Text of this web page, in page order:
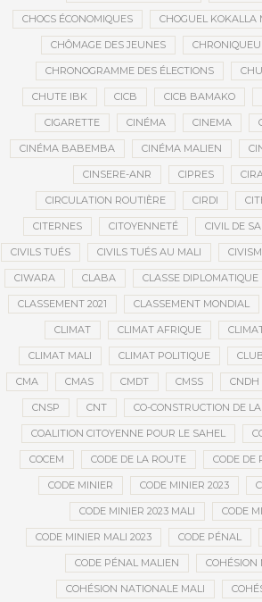
CHOCS ÉCONOMIQUES CHOGUEL KOKALLA
CHÔMAGE DES JEUNES
CHRONOGRAMME DES ÉLECTIONS
CHUTE IBK CICB CICB BAMAKO
CIGARETTE CINÉMA CINEMA
CINÉMA BABEMBA CINÉMA MALIEN
CINSERE-ANR CIPRES
CIRCULATION ROUTIÈRE CIRDI
CITERNES CITOYENNETÉ CIVIL DE
CIVILS TUÉS CIVILS TUÉS AU MALI
CIWARA CLABA CLASSE DIPLOMATIQUE
CLASSEMENT 2021 CLASSEMENT MONDIAL
CLIMAT CLIMAT AFRIQUE
CLIMAT MALI CLIMAT POLITIQUE
CMA CMAS CMDT CMSS CNDH
CNSP CNT CO-CONSTRUCTION DE
COALITION CITOYENNE POUR LE SAHEL
COCEM CODE DE LA ROUTE CODE DE
CODE MINIER CODE MINIER 2023
CODE MINIER 2023 MALI CODE
CODE MINIER MALI 2023 CODE PÉNAL
CODE PÉNAL MALIEN COHÉSION
COHÉSION NATIONALE MALI